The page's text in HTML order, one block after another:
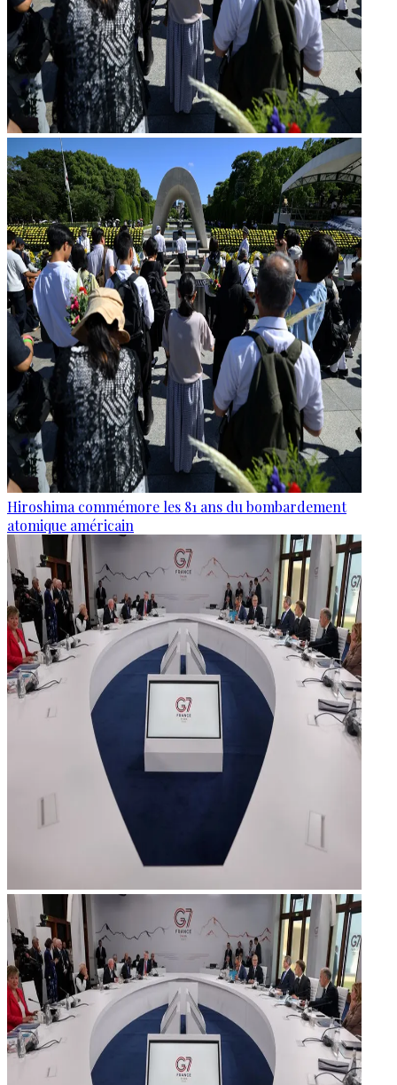
Hiroshima commémore les 81 ans du bombardement
atomique américain